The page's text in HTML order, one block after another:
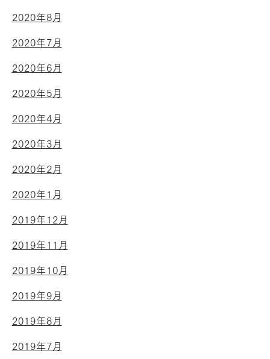
2020年8月
2020年7月
2020年6月
2020年5月
2020年4月
2020年3月
2020年2月
2020年1月
2019年12月
2019年11月
2019年10月
2019年9月
2019年8月
2019年7月